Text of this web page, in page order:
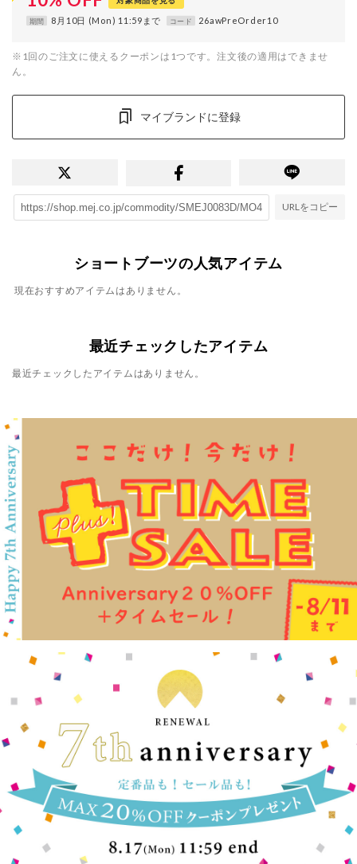
期間 8月10日 (Mon) 11:59まで コード 26awPreOrder10
※1回のご注文に使えるクーポンは1つです。注文後の適用はできませ
ん。
マイブランドに登録
URLをコピー
ショートブーツの人気アイテム
現在おすすめアイテムはありません。
最近チェックしたアイテム
最近チェックしたアイテムはありません。